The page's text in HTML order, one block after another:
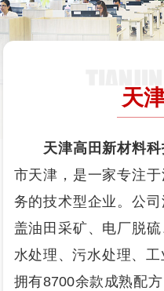
天
天津高田新材料科
市天津，是一家专注
务的技术型企业。公
盖油田采矿、电厂脱硫
水处理、污水处理、工
拥有8700余款成熟配